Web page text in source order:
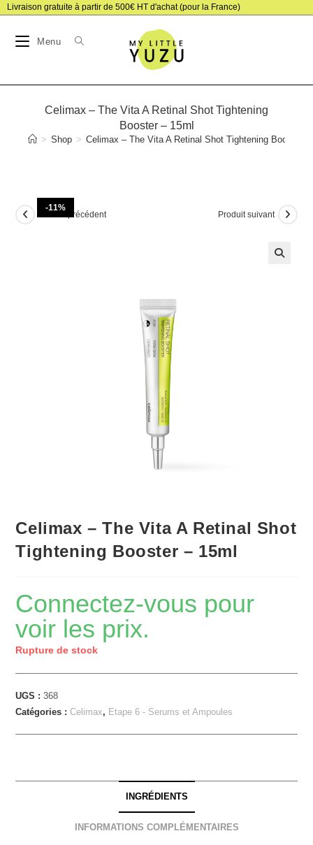
Skip
content
Livraison gratuite à partir de 500€ HT d'achat (pour la France)
Menu
Celimax – The Vita A Retinal Shot Tightening
Booster – 15ml
> Shop > Celimax – The Vita A Retinal Shot Tightening Booster –
-11%
Produit précédent Produit suivant
Celimax – The Vita A Retinal Shot
Tightening Booster – 15ml
Connectez-vous pour
voir les prix.
Rupture de stock
UGS :368
Catégories :Celimax, Etape 6 - Serums et Ampoules
INGRÉDIENTS
INFORMATIONS COMPLÉMENTAIRES